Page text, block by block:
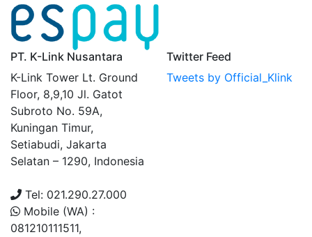
PT. K-Link Nusantara
K-Link Tower Lt. Ground
Floor, 8,9,10 Jl. Gatot
Subroto No. 59A,
Kuningan Timur,
Setiabudi, Jakarta
Selatan – 1290, Indonesia
Tel: 021.290.27.000
Mobile (WA) :
081210111511,
Twitter Feed
Tweets by Official_Klink